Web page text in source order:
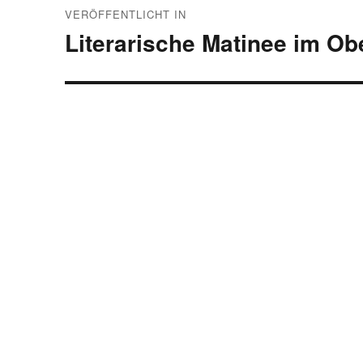
VERÖFFENTLICHT IN
Literarische Matinee im